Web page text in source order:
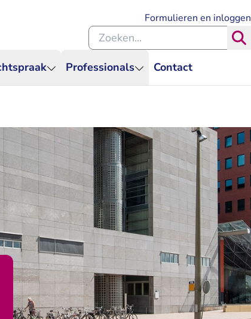
Professionals Contact
Formulieren en inloggen
Zoeken binnen de Rechtspraak